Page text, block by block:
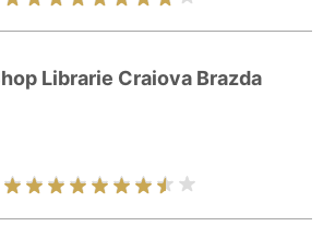
Librarie Craiova Brazda